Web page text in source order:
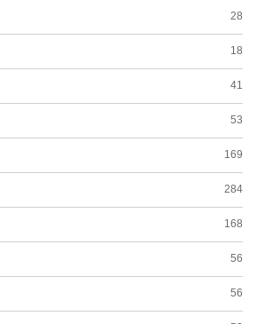
28
18
41
53
169
284
168
56
56